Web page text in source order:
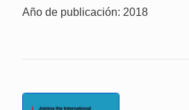
Año de publicación: 2018